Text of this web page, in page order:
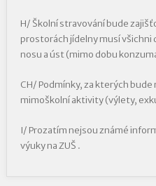
H/ Školní stravování bude
prostorách jídelny musí
nosu a úst (mimo dobu
CH/ Podmínky, za kterých
mimoškolní aktivity (výlety,
I/ Prozatím nejsou známé
výuky na ZUŠ .